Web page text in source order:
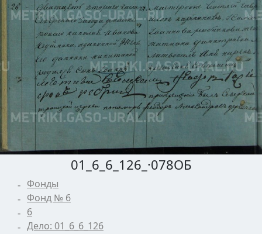
01_6_6_126_·078ОБ
Фонды
Фонд № 6
6
Дело: 01_6_6_126